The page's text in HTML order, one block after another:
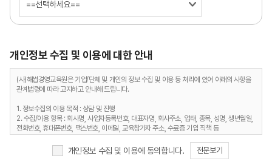
개인정보 수집 및 이용에 대한 안내
(사)해썹경영교육원은 기업/단체 및 개인의 정보 수집 및 이용 등 처리에 있어 아래의 사항을
관계법령에 따라 고지하고 안내해 드립니다.
1. 정보수집의 이용 목적 : 상담 및 진행
2. 수집/이용 항목 : 회사명, 사업자등록번호, 대표자명, 회사주소, 업태, 종목, 성명, 생년월일,
전화번호, 휴대폰번호, 팩스번호, 이메일, 교육참가자 주소, 수료증 기입 직책 등
4. 개인정보처리담당 : 전화 02-403-7171
개인정보 수집 및 이용에 동의합니다. 전문보기